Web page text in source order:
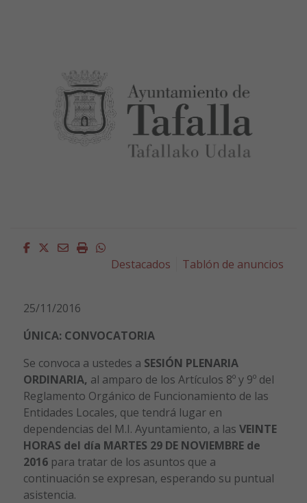
Facebook
Twitter
EmailImprimirWhatsapp
Destacados
Tablón de anuncios
25/11/2016
ÚNICA: CONVOCATORIA
Se convoca a ustedes a SESIÓN PLENARIA
ORDINARIA, al amparo de los Artículos 8º y 9º del
Reglamento Orgánico de Funcionamiento de las
Entidades Locales, que tendrá lugar en
dependencias del M.I. Ayuntamiento, a las VEINTE
HORAS del día MARTES 29 DE NOVIEMBRE de
2016 para tratar de los asuntos que a
continuación se expresan, esperando su puntual
asistencia.